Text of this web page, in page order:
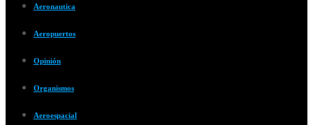
Aeronautica
Aeropuertos
Opinión
Organismos
Aeroespacial